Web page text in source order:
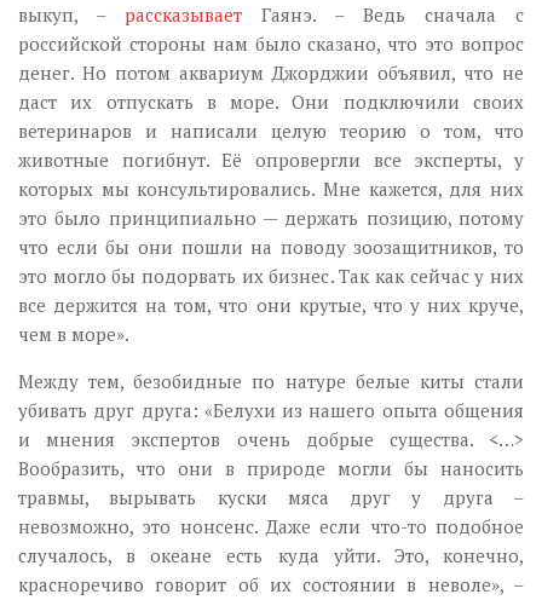
выкуп, – рассказывает Гаянэ. – Ведь сначала с
российской стороны нам было сказано, что это вопрос
денег. Но потом аквариум Джорджии объявил, что не
даст их отпускать в море. Они подключили своих
ветеринаров и написали целую теорию о том, что
животные погибнут. Её опровергли все эксперты, у
которых мы консультировались. Мне кажется, для них
это было принципиально — держать позицию, потому
что если бы они пошли на поводу зоозащитников, то
это могло бы подорвать их бизнес. Так как сейчас у них
все держится на том, что они крутые, что у них круче,
чем в море».
Между тем, безобидные по натуре белые киты стали
убивать друг друга: «Белухи из нашего опыта общения
и мнения экспертов очень добрые существа. <…>
Вообразить, что они в природе могли бы наносить
травмы, вырывать куски мяса друг у друга –
невозможно, это нонсенс. Даже если что-то подобное
случалось, в океане есть куда уйти. Это, конечно,
красноречиво говорит об их состоянии в неволе», –